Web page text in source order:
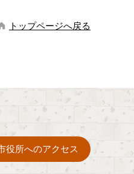
トップページへ戻る
役所へのアクセス